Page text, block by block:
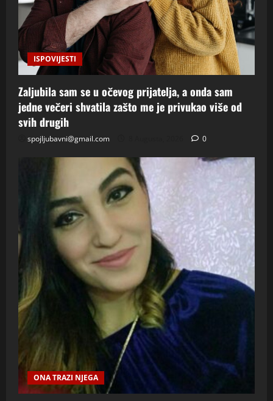
ISPOVIJESTI
Zaljubila sam se u očevog prijatelja, a onda sam
jedne večeri shvatila zašto me je privukao više od
svih drugih
spojljubavni@gmail.com 0
ONA TRAZI NJEGA